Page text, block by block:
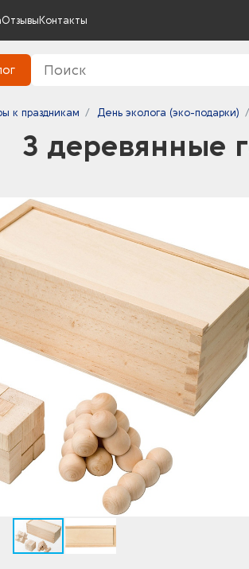
Отзывы Контакты
к праздникам День эколога (эко-подарки)
3 деревянные